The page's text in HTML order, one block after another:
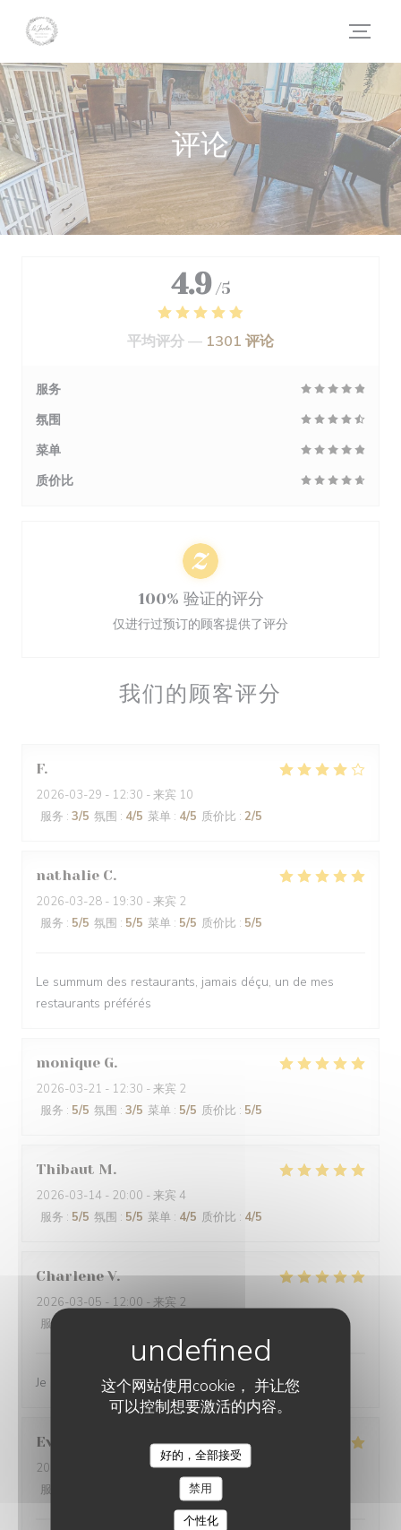
这个网站使用cookie， 并让您
可以控制想要激活的内容。
好的，全部接受
禁用
个性化
评论
我们的顾客评分
F
2026-03-29 - 12:30 - 来宾 10
服务 : 3/5 氛围 : 4/5 菜单 : 4/5 质价比 : 2/5
nathalie C
2026-03-28 - 19:30 - 来宾 2
服务 : 5/5 氛围 : 5/5 菜单 : 5/5 质价比 : 5/5
Le summum des restaurants, jamais déçu, un de mes
restaurants préférés
monique G
2026-03-21 - 12:30 - 来宾 2
服务 : 5/5 氛围 : 3/5 菜单 : 5/5 质价比 : 5/5
Thibaut M
2026-03-14 - 20:00 - 来宾 4
服务 : 5/5 氛围 : 5/5 菜单 : 4/5 质价比 : 4/5
Charlene V
2026-03-05 - 12:00 - 来宾 2
服务
Je recommande vivement ce restaurant
Evelyne
2026-03-01
- 12:30 - 来宾 2
服务
/5 质价比
4.9 /5
平均评分 — 1301 评论
服务
氛围
菜单
质价比
100% 验证的评分
仅进行过预订的顾客提供了评分